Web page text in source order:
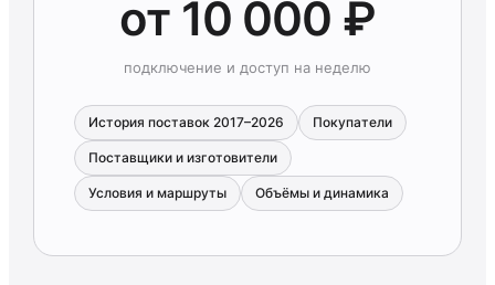
от 10 000 ₽
подключение и доступ на неделю
История поставок 2017–2026 Покупатели
Поставщики и изготовители
Условия и маршруты Объёмы и динамика